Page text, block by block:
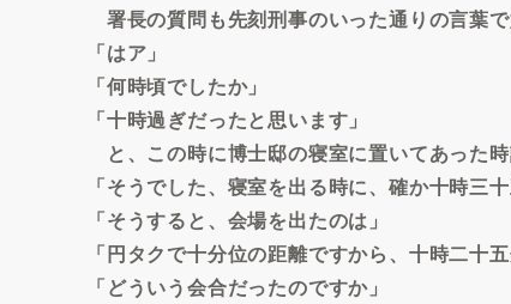
署長の質問も先刻刑事のいった通りの言葉で
「はア」
「何時頃でしたか」
「十時過ぎだったと思います」
と、この時に博士邸の寝室に置いてあった時
「そうでした、寝室を出る時に、確か十時三十
「そうすると、会場を出たのは」
「円タクで十分位の距離ですから、十時二十
「どういう会合だったのですか」